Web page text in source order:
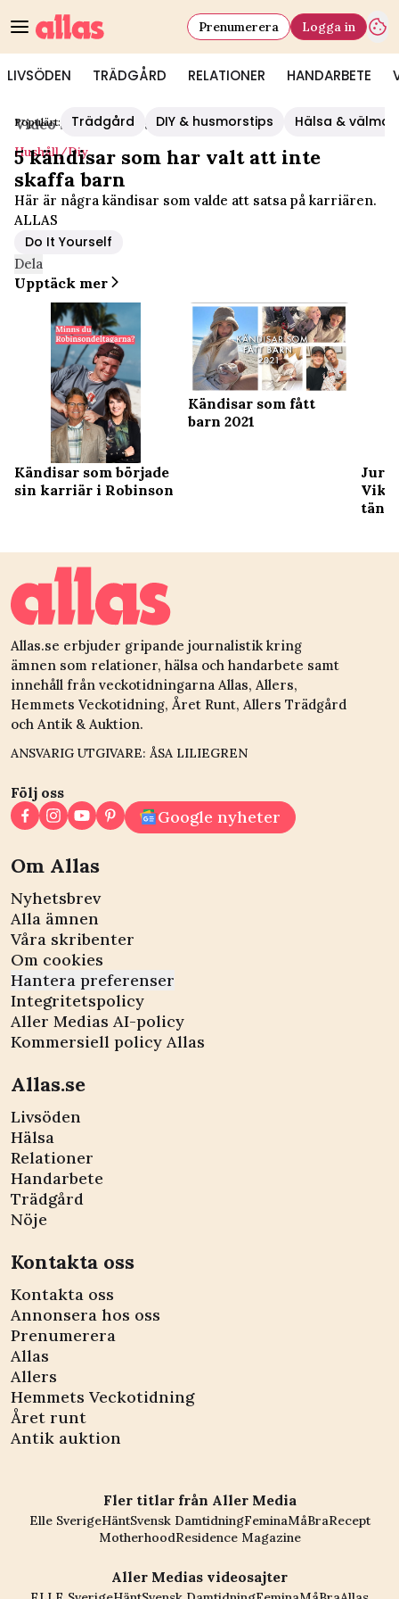
LIVSÖDEN TRÄDGÅRD RELATIONER HANDARBETE
Prenumerera Logga in
Populärt: Trädgård DIY & husmorstips Hälsa &
Video Start/Hushåll/diy
Hushåll/diy
5 kändisar som har valt att inte
skaffa barn
Här är några kändisar som valde att satsa på karriären.
ALLAS
Do It Yourself
Dela
Upptäck mer
Kändisar som började
sin karriär i Robinson
Kändisar som fått
barn 2021
Allas.se erbjuder gripande journalistik kring
ämnen som relationer, hälsa och handarbete samt
innehåll från veckotidningarna Allas, Allers,
Hemmets Veckotidning, Året Runt, Allers Trädgård
och Antik & Auktion.
ANSVARIG UTGIVARE: ÅSA LILIEGREN
Följ oss
Google nyheter
Om Allas
Nyhetsbrev
Alla ämnen
Våra skribenter
Om cookies
Hantera preferenser
Integritetspolicy
Aller Medias AI-policy
Kommersiell policy Allas
Allas.se
Livsöden
Hälsa
Relationer
Handarbete
Trädgård
Nöje
Kontakta oss
Kontakta oss
Annonsera hos oss
Prenumerera
Allas
Allers
Hemmets Veckotidning
Året runt
Antik auktion
Fler titlar från Aller Media
Elle SverigeHäntSvensk DamtidningFeminaMåBraRecept
MotherhoodResidence Magazine
Aller Medias videosajter